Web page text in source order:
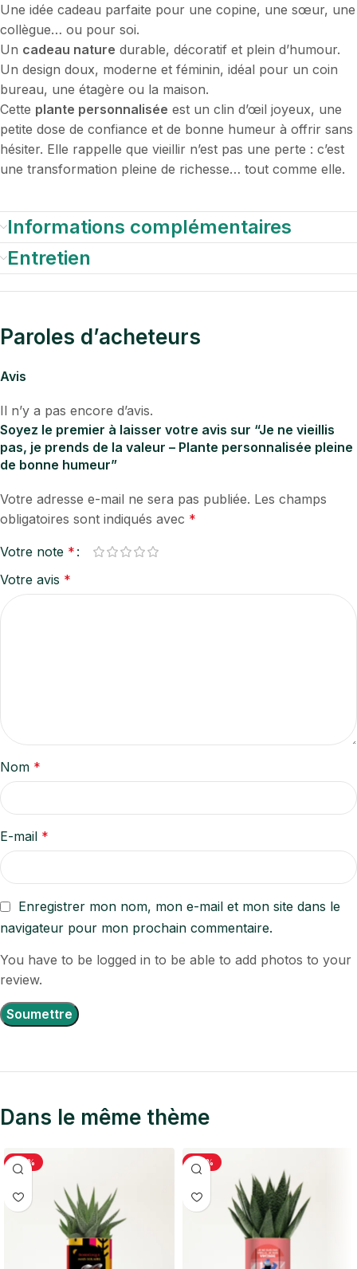
Une idée cadeau parfaite pour une copine, une sœur, une
collègue… ou pour soi.
Un cadeau nature durable, décoratif et plein d’humour.
Un design doux, moderne et féminin, idéal pour un coin
bureau, une étagère ou la maison.
Cette plante personnalisée est un clin d’œil joyeux, une
petite dose de confiance et de bonne humeur à offrir sans
hésiter. Elle rappelle que vieillir n’est pas une perte : c’est
une transformation pleine de richesse… tout comme elle.
Informations complémentaires
Entretien
Paroles d’acheteurs
Avis
Il n’y a pas encore d’avis.
Soyez le premier à laisser votre avis sur “Je ne vieillis
pas, je prends de la valeur – Plante personnalisée pleine
de bonne humeur”
Votre adresse e-mail ne sera pas publiée. Les champs
obligatoires sont indiqués avec *
Votre note *
Votre avis *
Nom *
E-mail *
Enregistrer mon nom, mon e-mail et mon site dans le
navigateur pour mon prochain commentaire.
You have to be logged in to be able to add photos to your
review.
Dans le même thème
-33% -33%